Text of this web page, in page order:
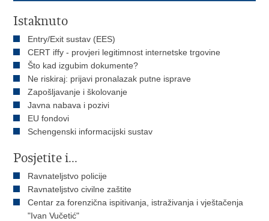
Istaknuto
Entry/Exit sustav (EES)
CERT iffy - provjeri legitimnost internetske trgovine
Što kad izgubim dokumente?
Ne riskiraj: prijavi pronalazak putne isprave
Zapošljavanje i školovanje
Javna nabava i pozivi
EU fondovi
Schengenski informacijski sustav
Posjetite i...
Ravnateljstvo policije
Ravnateljstvo civilne zaštite
Centar za forenzična ispitivanja, istraživanja i vještačenja
"Ivan Vučetić"